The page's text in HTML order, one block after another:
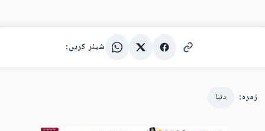
شیئر کریں:
زمرہ: دنیا